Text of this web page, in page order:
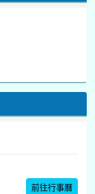
前往行事曆